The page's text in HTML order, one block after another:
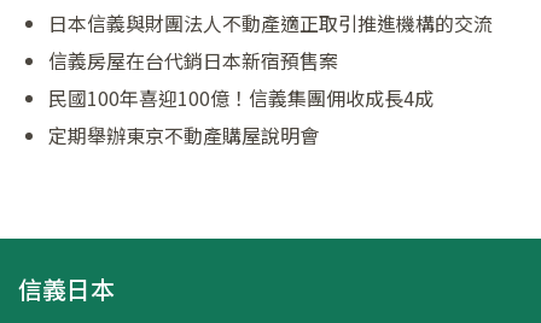
日本信義與財團法人不動產適正取引推進機構的交流
信義房屋在台代銷日本新宿預售案
民國100年喜迎100億！信義集團佣收成長4成
定期舉辦東京不動產購屋說明會
信義日本